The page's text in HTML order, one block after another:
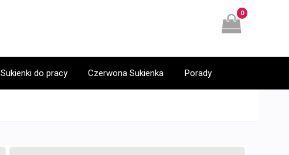
0
Sukienki do pracy Czerwona Sukienka Porady